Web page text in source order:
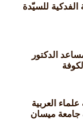
الفدكية للسيّدة
الدكتور
العربية
جامعة ميسان